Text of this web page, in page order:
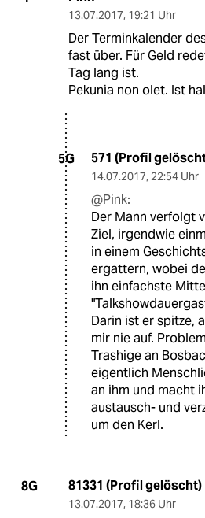
13.07.2017, 19:21 Uhr
Der Terminkalender
fast über. Für Geld
Tag lang ist.
Pekunia non olet. Ist
5G 571 (Profil
14.07.2017, 22:54 Uhr
@Pink:
Der Mann verfolgt
Ziel, irgendwie
in einem
ergattern, wobei
ihn einfachste
Darin ist er spitze,
mir nie auf.
Trashige an
eigentlich
an ihm und macht
austausch- und
um den Kerl.
8G 81331 (Profil gelöscht)
13.07.2017, 18:36 Uhr